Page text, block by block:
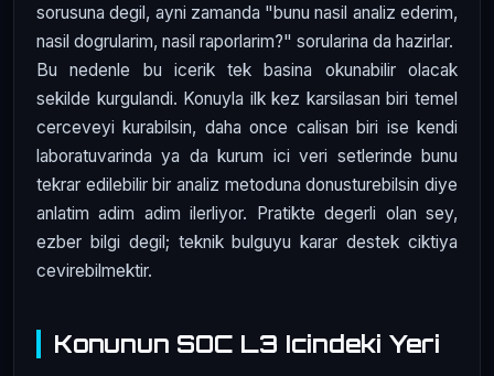
sorusuna degil, ayni zamanda "bunu nasil analiz ederim,
nasil dogrularim, nasil raporlarim?" sorularina da hazirlar.
Bu nedenle bu icerik tek basina okunabilir olacak
sekilde kurgulandi. Konuyla ilk kez karsilasan biri temel
cerceveyi kurabilsin, daha once calisan biri ise kendi
laboratuvarinda ya da kurum ici veri setlerinde bunu
tekrar edilebilir bir analiz metoduna donusturebilsin diye
anlatim adim adim ilerliyor. Pratikte degerli olan sey,
ezber bilgi degil; teknik bulguyu karar destek ciktiya
cevirebilmektir.
Konunun SOC L3 Icindeki Yeri